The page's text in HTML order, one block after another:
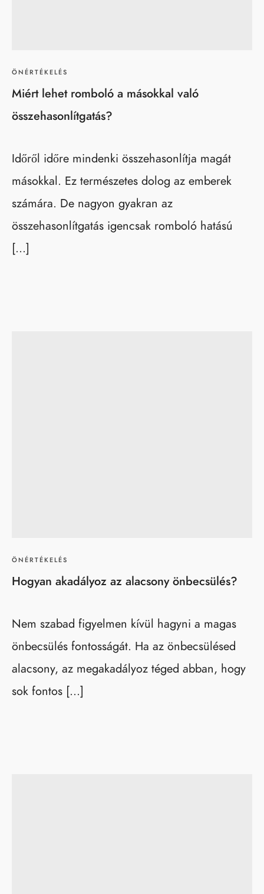
ÖNÉRTÉKELÉS
Miért lehet romboló a másokkal való
összehasonlítgatás?
Időről időre mindenki összehasonlítja magát
másokkal. Ez természetes dolog az emberek
számára. De nagyon gyakran az
összehasonlítgatás igencsak romboló hatású
[…]
ÖNÉRTÉKELÉS
Hogyan akadályoz az alacsony önbecsülés?
Nem szabad figyelmen kívül hagyni a magas
önbecsülés fontosságát. Ha az önbecsülésed
alacsony, az megakadályoz téged abban, hogy
sok fontos […]